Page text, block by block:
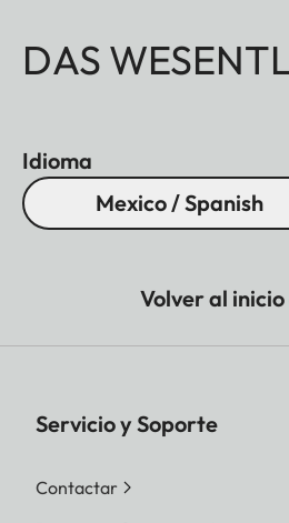
DAS
Idioma
Mexico / Spanish
Volver al
Servicio y Soporte
Contactar